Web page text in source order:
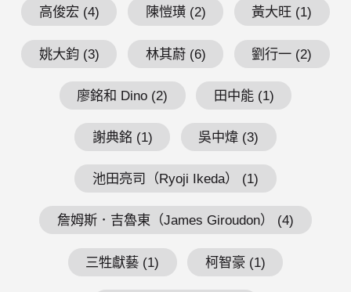
高俊宏 (4) 陳愷璜 (2) 黃大旺 (1)
姚大鈞 (3) 林其蔚 (6) 劉行一 (2)
廖銘和 Dino (2) 田中能 (1)
謝典銘 (1) 吳中煒 (3)
池田亮司（Ryoji Ikeda） (1)
詹姆斯．吉魯東（James Giroudon） (4)
三牲獻藝 (1) 柯智豪 (1)